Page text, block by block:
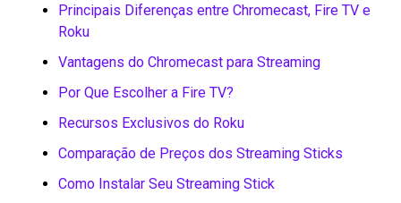
Principais Diferenças entre Chromecast, Fire TV e
Roku
Vantagens do Chromecast para Streaming
Por Que Escolher a Fire TV?
Recursos Exclusivos do Roku
Comparação de Preços dos Streaming Sticks
Como Instalar Seu Streaming Stick